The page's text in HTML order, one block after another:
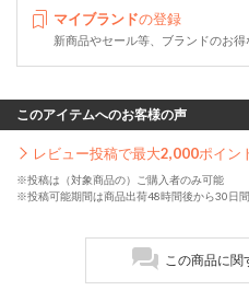
マイブランドの登録
新商品やセール等、ブランドのお
このアイテムへのお客様の声
レビュー投稿で最大2,000ポイン
※投稿は（対象商品の）ご購入者のみ可能
※投稿可能期間は商品出荷48時間後から30日
この商品に